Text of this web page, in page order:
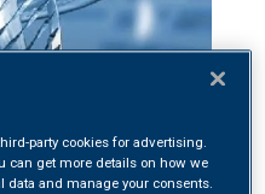
party cookies for advertising.
can get more details on how we
data and manage your consents.